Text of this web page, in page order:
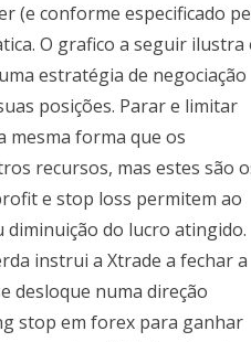
(e conforme especificado
O grafico a seguir ilustra
estratégia de negociação
posições. Parar e limitar
mesma forma que os
recursos, mas estes são
e stop loss permitem ao
do lucro atingido.
instrui a Xtrade a fechar a
desloque numa direção
stop em forex para ganhar